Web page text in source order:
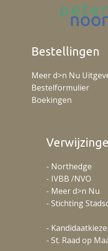
Bestellingen
Meer d>n Nu
Bestelformulier
Boekingen
- Northedge
- IVBB /NVO
- Meer d>n Nu
- Stichting
-
- St. Raad op